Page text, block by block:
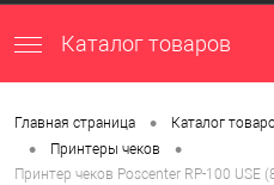
Каталог товаров
Главная страница • Каталог
• Принтеры чеков •
Принтер чеков Poscenter RP-100 USE